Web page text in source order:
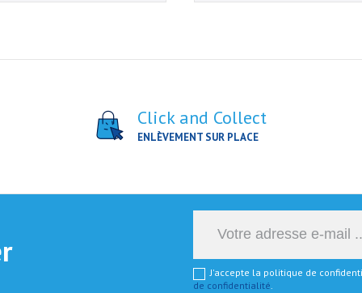
Click and Collect
ENLÈVEMENT SUR PLACE
J'accepte la politique de
de confidentialité